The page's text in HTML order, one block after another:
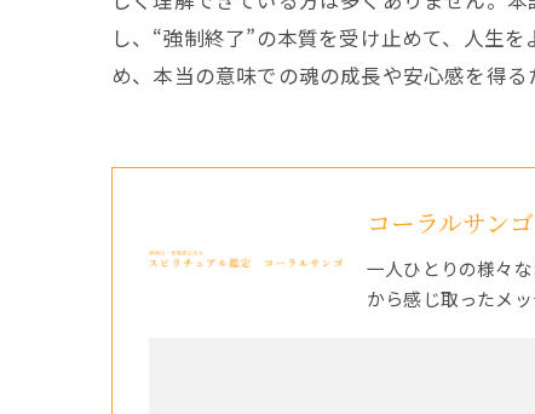
し、“強制終了”の本質を受け止めて、人生
め、本当の意味での魂の成長や安心感を得
コーラルサンゴ
一人ひとりの様々
から感じ取ったメ